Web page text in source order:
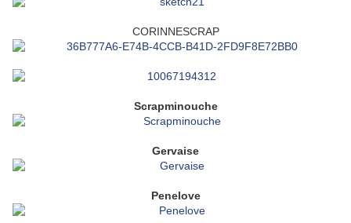
CORINNESCRAP
Scrapminouche
Gervaise
Penelove